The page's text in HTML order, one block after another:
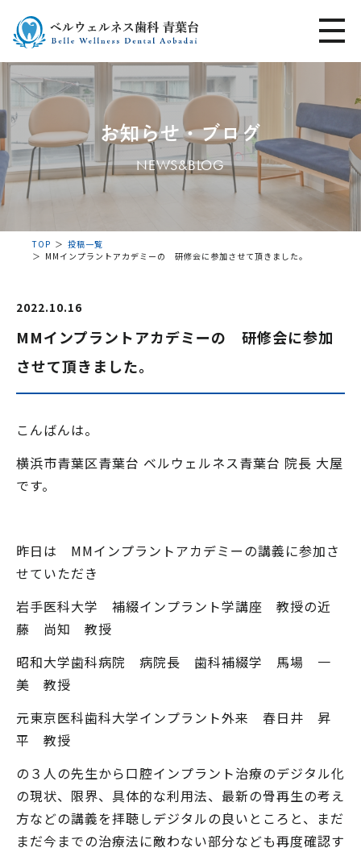
お知らせ・ブログ
NEWS&BLOG
TOP
投稿一覧
MMインプラントアカデミーの 研修会に参加させて頂きました。
2022.10.16
MMインプラントアカデミーの 研修会に参加
させて頂きました。
こんばんは。
横浜市青葉区青葉台 ベルウェルネス青葉台 院長 大屋
です。
昨日は MMインプラントアカデミーの講義に参加さ
せていただき
岩手医科大学 補綴インプラント学講座 教授の近
藤 尚知 教授
昭和大学歯科病院 病院長 歯科補綴学 馬場 一
美 教授
元東京医科歯科大学インプラント外来 春日井 昇
平 教授
の３人の先生から口腔インプラント治療のデジタル化
の現状、限界、具体的な利用法、最新の骨再生の考え
方などの講義を拝聴しデジタルの良いところと、まだ
まだ今までの治療法に敵わない部分なども再度確認す